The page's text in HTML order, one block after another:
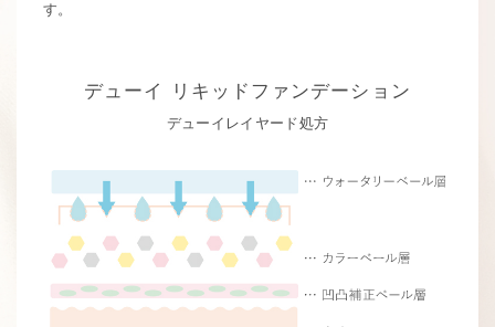
す。
デューイ リキッドファンデーション
デューイレイヤード処方